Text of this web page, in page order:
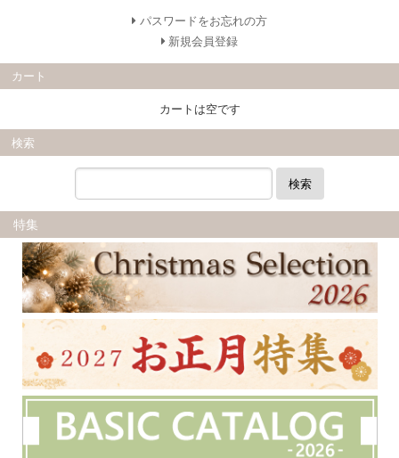
パスワードをお忘れの方
新規会員登録
カート
カートは空です
検索
検索
特集